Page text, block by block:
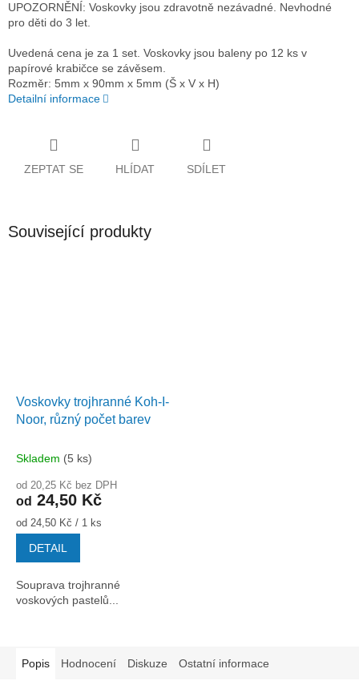
UPOZORNĚNÍ: Voskovky jsou zdravotně nezávadné. Nevhodné
pro děti do 3 let.
Uvedená cena je za 1 set. Voskovky jsou baleny po 12 ks v
papírové krabičce se závěsem.
Rozměr: 5mm x 90mm x 5mm (Š x V x H)
Detailní informace
ZEPTAT SE HLÍDAT SDÍLET
Související produkty
Voskovky trojhranné Koh-I-
Noor, různý počet barev
Skladem (5 ks)
od 20,25 Kč bez DPH
od 24,50 Kč
Měrná
cena:
od 24,50 Kč / 1 ks
DETAIL
Souprava trojhranné
voskových pastelů...
Popis Hodnocení Diskuze Ostatní informace